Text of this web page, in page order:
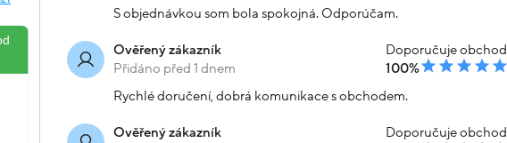
S objednávkou som bola spokojná. Odporúčam.
Ověřený zákazník
Přidáno před 1 dnem
Doporučuje obchod
100%
Rychlé doručení, dobrá komunikace s obchodem.
Ověřený zákazník
Doporučuje obchod